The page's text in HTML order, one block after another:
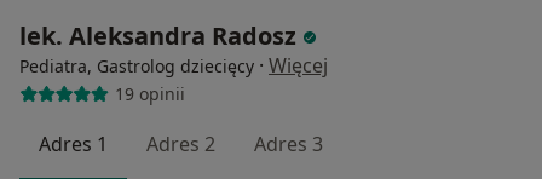
lek. Aleksandra Radosz
Pediatra, Gastrolog dziecięcy · Więcej
19 opinii
Adres 1 Adres 2 Adres 3